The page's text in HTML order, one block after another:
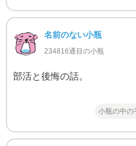
名前のない小瓶
234816通目の小瓶
部活と後悔の話。
小瓶の中の